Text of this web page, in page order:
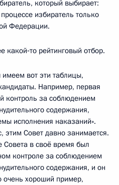
который выбирает:
избиратель только
Федерации.
какой‑то рейтинговый отбор.
вот эти таблицы,
Например, первая
контроль за соблюдением
содержания,
исполнения наказаний».
этим Совет давно занимается.
Совета в своё время был
контроле за соблюдением
содержания, и он
очень хороший пример,